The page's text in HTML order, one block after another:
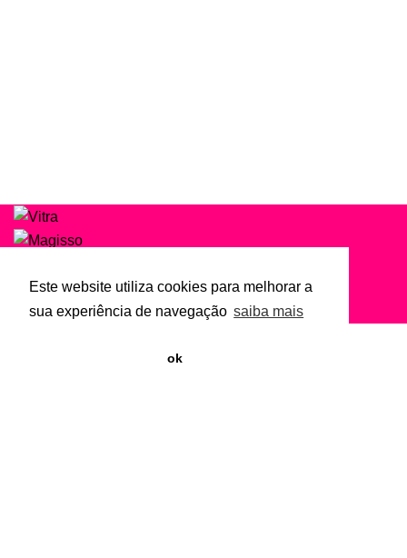
Este website utiliza cookies para melhorar a
sua experiência de navegação saiba mais
ok